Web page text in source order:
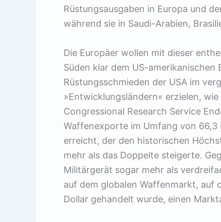
Rüstungsausgaben in Europa und
während sie in Saudi-Arabien,
Die Europäer wollen mit dieser
Süden klar dem US-
Rüstungsschmieden der USA im
»Entwicklungsländern« erzielen,
Congressional Research Service
Waffenexporte im Umfang von 66,3
erreicht, der den historischen
mehr als das Doppelte steigerte.
Militärgerät sogar mehr als
auf dem globalen Waffenmarkt, auf
Dollar gehandelt wurde, einen